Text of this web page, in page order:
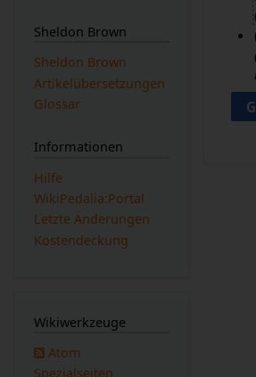
a
0
1
.
J
Sheldon Brown
Sheldon Brown
Artikelübersetzungen
Glossar
Informationen
Hilfe
WikiPedalia:Portal
Letzte Änderungen
Kostendeckung
Wikiwerkzeuge
Atom
Spezialseiten